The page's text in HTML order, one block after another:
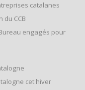
catalanes
du CCB
engagés pour
cet hiver